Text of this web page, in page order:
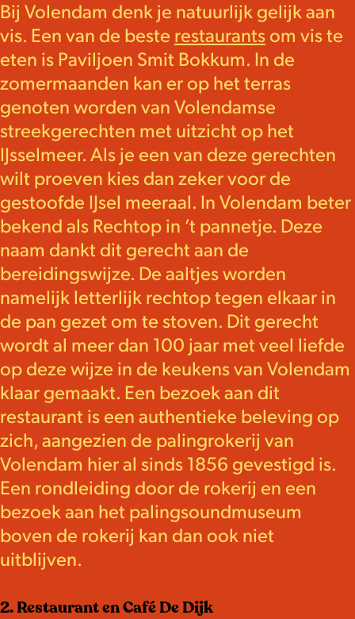
Bij Volendam denk je natuurlijk gelijk aan
vis. Een van de beste restaurants om vis te
eten is Paviljoen Smit Bokkum. In de
zomermaanden kan er op het terras
genoten worden van Volendamse
streekgerechten met uitzicht op het
IJsselmeer. Als je een van deze gerechten
wilt proeven kies dan zeker voor de
gestoofde IJsel meeraal. In Volendam beter
bekend als Rechtop in ’t pannetje. Deze
naam dankt dit gerecht aan de
bereidingswijze. De aaltjes worden
namelijk letterlijk rechtop tegen elkaar in
de pan gezet om te stoven. Dit gerecht
wordt al meer dan 100 jaar met veel liefde
op deze wijze in de keukens van Volendam
klaar gemaakt. Een bezoek aan dit
restaurant is een authentieke beleving op
zich, aangezien de palingrokerij van
Volendam hier al sinds 1856 gevestigd is.
Een rondleiding door de rokerij en een
bezoek aan het palingsoundmuseum
boven de rokerij kan dan ook niet
uitblijven.
2. Restaurant en Café De Dijk